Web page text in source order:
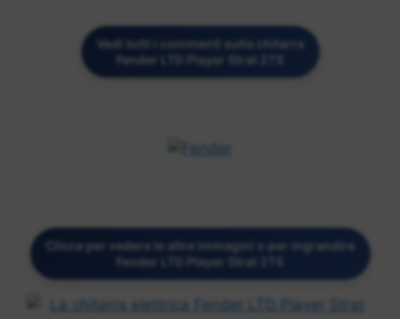
Vedi tutti i commenti sulla chitarra
Fender LTD Player Strat 2TS
Clicca per vedere le altre immagini o per ingrandire
Fender LTD Player Strat 2TS